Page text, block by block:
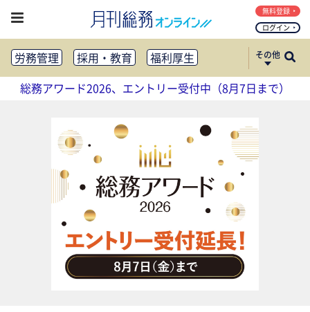
ログイン
無料登録
労務管理 採用・教育
福利厚生
健康経営
働き方改革
法務・コンプライアンス
リスクマネジメント・BCP
社外・社内広報
社外・社内コミュニケーション活性化
FM・オフィス移転
CSR・SDGs
テクノロジー活用・DX
助成金・補助金・コスト削減
アウトソーシング・BPO
調査・レポート
その他
総務アワード2026、エントリー受付中（8月7日まで）